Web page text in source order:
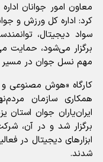
معاون امور جوانان
کرد: اداره کل ورزش و
سواد دیجیتال،
برگزار می‌شود، حمایت
مهم نسل جوان در مسیر
کارگاه «هوش مصنوعی و
همکاری سازمان
ایران‌یاران جوان
برگزار شد و در آن،
ابزارهای دیجیتال در
شدند.